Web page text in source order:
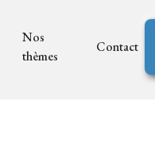
Nos
thèmes
Contact